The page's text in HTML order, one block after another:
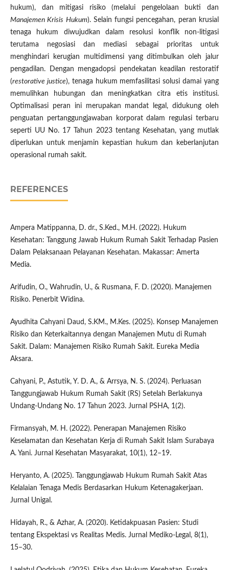
hukum), dan mitigasi risiko (melalui pengelolaan bukti dan
Manajemen Krisis Hukum). Selain fungsi pencegahan, peran krusial
tenaga hukum diwujudkan dalam resolusi konflik non-litigasi
terutama negosiasi dan mediasi sebagai prioritas untuk
menghindari kerugian multidimensi yang ditimbulkan oleh jalur
pengadilan. Dengan mengadopsi pendekatan keadilan restoratif
(restorative justice), tenaga hukum memfasilitasi solusi damai yang
memulihkan hubungan dan meningkatkan citra etis institusi.
Optimalisasi peran ini merupakan mandat legal, didukung oleh
penguatan pertanggungjawaban korporat dalam regulasi terbaru
seperti UU No. 17 Tahun 2023 tentang Kesehatan, yang mutlak
diperlukan untuk menjamin kepastian hukum dan keberlanjutan
operasional rumah sakit.
REFERENCES
Ampera Matippanna, D. dr., S.Ked., M.H. (2022). Hukum
Kesehatan: Tanggung Jawab Hukum Rumah Sakit Terhadap Pasien
Dalam Pelaksanaan Pelayanan Kesehatan. Makassar: Amerta
Media.
Arifudin, O., Wahrudin, U., & Rusmana, F. D. (2020). Manajemen
Risiko. Penerbit Widina.
Ayudhita Cahyani Daud, S.KM., M.Kes. (2025). Konsep Manajemen
Risiko dan Keterkaitannya dengan Manajemen Mutu di Rumah
Sakit. Dalam: Manajemen Risiko Rumah Sakit. Eureka Media
Aksara.
Cahyani, P., Astutik, Y. D. A., & Arrsya, N. S. (2024). Perluasan
Tanggungjawab Hukum Rumah Sakit (RS) Setelah Berlakunya
Undang-Undang No. 17 Tahun 2023. Jurnal PSHA, 1(2).
Firmansyah, M. H. (2022). Penerapan Manajemen Risiko
Keselamatan dan Kesehatan Kerja di Rumah Sakit Islam Surabaya
A. Yani. Jurnal Kesehatan Masyarakat, 10(1), 12–19.
Heryanto, A. (2025). Tanggungjawab Hukum Rumah Sakit Atas
Kelalaian Tenaga Medis Berdasarkan Hukum Ketenagakerjaan.
Jurnal Unigal.
Hidayah, R., & Azhar, A. (2020). Ketidakpuasan Pasien: Studi
tentang Ekspektasi vs Realitas Medis. Jurnal Mediko-Legal, 8(1),
15–30.